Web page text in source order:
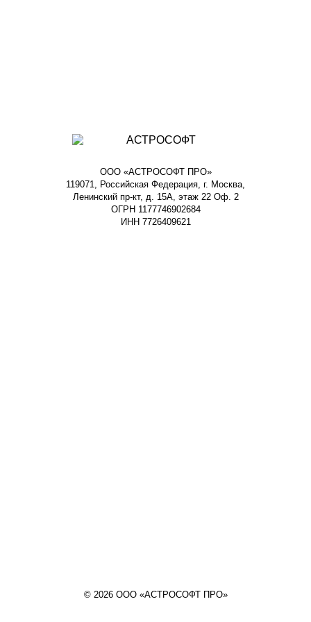
ООО «АСТРОСОФТ ПРО»
119071, Российская Федерация, г. Москва,
Ленинский пр-кт, д. 15А, этаж 22 Оф. 2
ОГРН 1177746902684
ИНН 7726409621
© 2026 ООО «АСТРОСОФТ ПРО»